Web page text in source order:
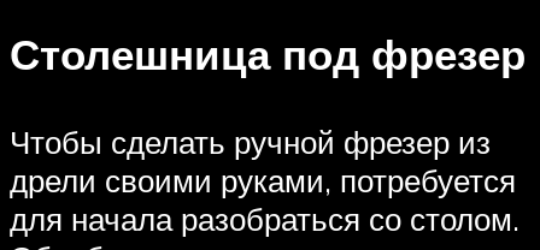
Столешница под фрезер
Чтобы сделать ручной фрезер из
дрели своими руками, потребуется
для начала разобраться со столом.